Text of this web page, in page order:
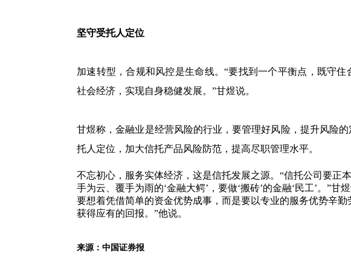
坚守受托人定位
加速转型，合规和风控是生命线。“要找到一个平衡点，既守
社会经济，实现自身稳健发展。”甘煜说。
甘煜称，金融业是经营风险的行业，要管理好风险，提升风险
托人定位，加大信托产品风险防范，提高尽职管理水平。
不忘初心，服务实体经济，这是信托发展之源。“信托公司要正
手为云、覆手为雨的‘金融大鳄’，要做‘搬砖’的金融‘民工’。”
要想着凭借简单的资金优势成事，而是要以专业的服务优势辛
获得应有的回报。”他说。
来源：中国证券报